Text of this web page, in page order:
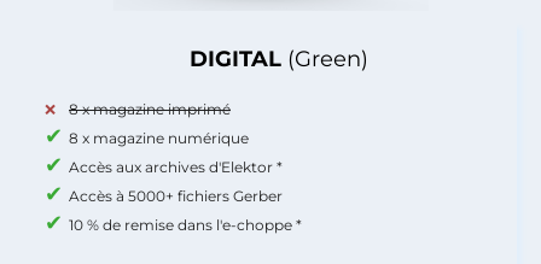
DIGITAL (Green)
8 x magazine imprimé
8 x magazine numérique
Accès aux archives d'Elektor *
Accès à 5000+ fichiers Gerber
10 % de remise dans l'e-choppe *